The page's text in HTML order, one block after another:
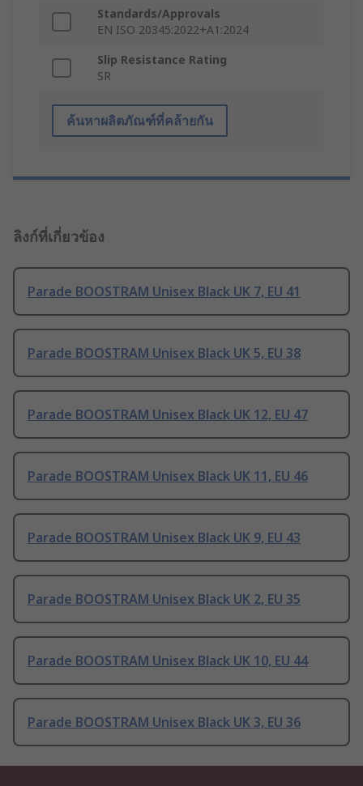
Standards/Approvals
EN ISO 20345:2022+A1:2024
Slip Resistance Rating
SR
ค้นหาผลิตภัณฑ์ที่คล้ายกัน
ลิงก์ที่เกี่ยวข้อง
Parade BOOSTRAM Unisex Black UK 7, EU 41
Parade BOOSTRAM Unisex Black UK 5, EU 38
Parade BOOSTRAM Unisex Black UK 12, EU 47
Parade BOOSTRAM Unisex Black UK 11, EU 46
Parade BOOSTRAM Unisex Black UK 9, EU 43
Parade BOOSTRAM Unisex Black UK 2, EU 35
Parade BOOSTRAM Unisex Black UK 10, EU 44
Parade BOOSTRAM Unisex Black UK 3, EU 36